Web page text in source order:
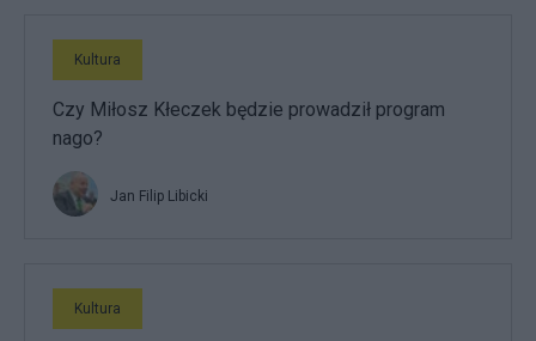
Kultura
Czy Miłosz Kłeczek będzie prowadził program
nago?
Jan Filip Libicki
Kultura